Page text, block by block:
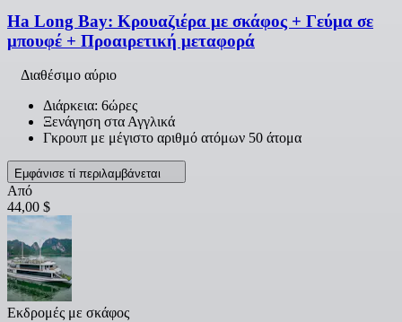
Ha Long Bay: Κρουαζιέρα με σκάφος + Γεύμα σε
μπουφέ + Προαιρετική μεταφορά
Διαθέσιμο αύριο
Διάρκεια: 6ώρες
Ξενάγηση στα Αγγλικά
Γκρουπ με μέγιστο αριθμό ατόμων 50 άτομα
Εμφάνισε τί περιλαμβάνεται
Από
44,00 $
Εκδρομές με σκάφος